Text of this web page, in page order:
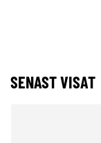
SENAST VISAT